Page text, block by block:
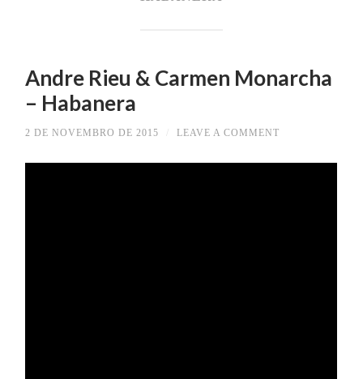
Andre Rieu & Carmen Monarcha
– Habanera
2 DE NOVEMBRO DE 2015 LEAVE A COMMENT